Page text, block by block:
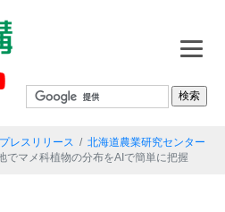
プレスリリース
北海道農業研究センター
でマメ科植物の分布をAIで簡単に把握